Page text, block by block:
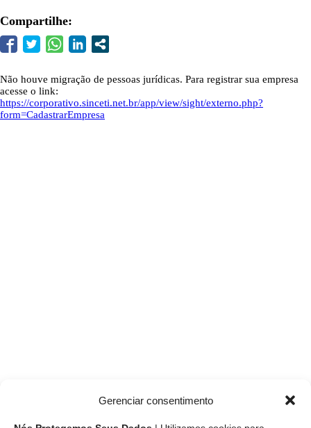
Gerenciar consentimento
Compartilhe:
Não houve migração de pessoas jurídicas. Para registrar sua empresa
acesse o link:
https://corporativo.sinceti.net.br/app/view/sight/externo.php?
form=CadastrarEmpresa